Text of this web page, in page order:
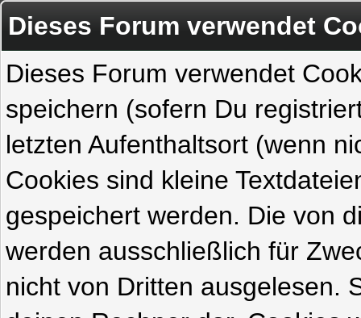
Dieses Forum verwendet
Dieses Forum verwendet
speichern (sofern Du
letzten Aufenthaltsort (wenn
Cookies sind kleine
gespeichert werden. Die von
werden ausschließlich für
nicht von Dritten ausgelesen.